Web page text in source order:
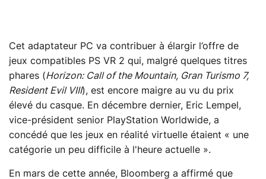
Cet adaptateur PC va contribuer à élargir l’offre de
jeux compatibles PS VR 2 qui, malgré quelques titres
phares (Horizon: Call of the Mountain, Gran Turismo 7,
Resident Evil VIII), est encore maigre au vu du prix
élevé du casque. En décembre dernier, Eric Lempel,
vice-président senior PlayStation Worldwide, a
concédé que les jeux en réalité virtuelle étaient « une
catégorie un peu difficile à l'heure actuelle ».
En mars de cette année, Bloomberg a affirmé que